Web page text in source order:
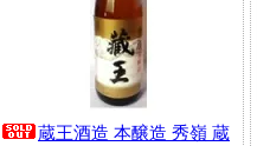
蔵王酒造 本醸造 秀嶺 蔵